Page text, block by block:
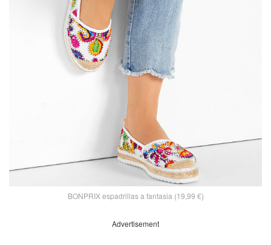
BONPRIX espadrillas a fantasia (19,99 €)
Advertisement